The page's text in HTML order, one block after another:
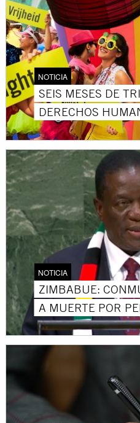
NOTICIA
SEIS MESES DE
DERECHOS
NOTICIA
ZIMBABUE:
A MUERTE POR